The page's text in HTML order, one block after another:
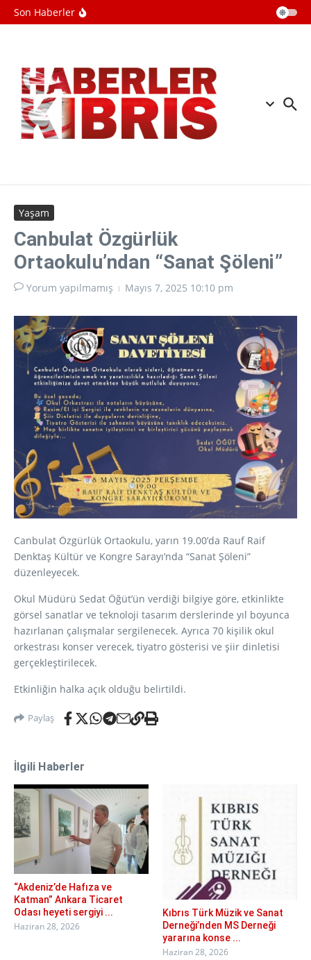
İçeriğe atla
Son Haberler
Pakistan'dan Mekke Savunma
Bilim insanları yapay zeka
kullanarak yeni virüsler tasarladı
Yaşam
Canbulat Özgürlük
Ortaokulu’ndan “Sanat Şöleni”
Yorum yapılmamış Mayıs 7, 2025 10:10 pm
Canbulat Özgürlük Ortaokulu, yarın 19.00’da Rauf Raif
Denktaş Kültür ve Kongre Sarayı’nda “Sanat Şöleni”
düzenleyecek.
Okul Müdürü Sedat Öğüt’ün verdiği bilgiye göre, etkinlikte
görsel sanatlar ve teknoloji tasarım derslerinde yıl boyunca
hazırlanan çalışmalar sergilenecek. Ayrıca 70 kişilik okul
orkestrası konser verecek, tiyatro gösterisi ve şiir dinletisi
gerçekleştirilecek.
Etkinliğin halka açık olduğu belirtildi.
Paylaş
İlgili Haberler
“Akdeniz’de Hafıza ve
Katman” Ankara Ticaret
Odası heyeti sergiyi ...
Haziran 28, 2026
Kıbrıs Türk Müzik ve Sanat
Derneği’nden MS Derneği
yararına konse ...
Haziran 28, 2026